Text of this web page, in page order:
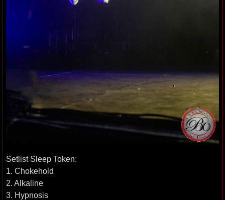
Setlist Sleep Token:
1. Chokehold
2. Alkaline
3. Hypnosis